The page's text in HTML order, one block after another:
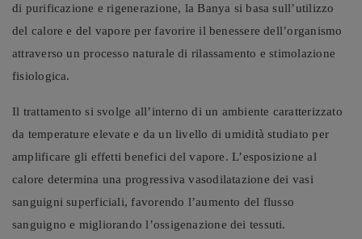
di purificazione e rigenerazione, la Banya si basa sull’utilizzo
del calore e del vapore per favorire il benessere dell’organismo
attraverso un processo naturale di rilassamento e stimolazione
fisiologica.
Il trattamento si svolge all’interno di un ambiente caratterizzato
da temperature elevate e da un livello di umidità studiato per
amplificare gli effetti benefici del vapore. L’esposizione al
calore determina una progressiva vasodilatazione dei vasi
sanguigni superficiali, favorendo l’aumento del flusso
sanguigno e migliorando l’ossigenazione dei tessuti.